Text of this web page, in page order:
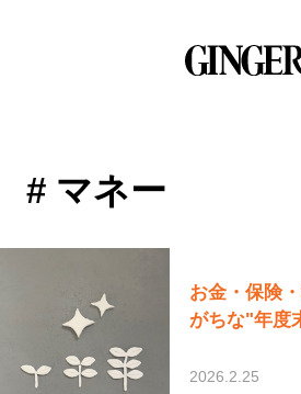
# マネー
お金・保険
がちな"年度
2026.2.25